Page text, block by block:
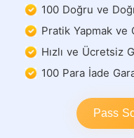
100 Doğru ve
Pratik Yapmak ve
Hızlı ve Ücretsiz
100 Para İade
Pass